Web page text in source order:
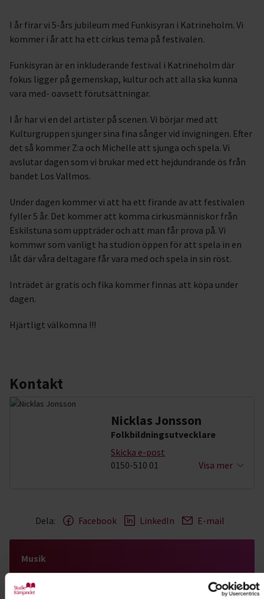
I år firar vi 5-års jubileum med Funkisyran i Katrineholm. Vi
kommer i år att ha ett cirkus tema på festivalen.
Funkisyran är en inkluderande festival i Katrineholm där
fokus ligger på gemenskap, kultur och att alla ska kunna
vara med- oavsett förutsättningar.
I år har vi en del artister på scenen. Vi börjar med att
Kulturgruppen sjunger sina fina sånger vid invigningen. Efter
det så kommer Z:a och Michelle att sjunga och spela. Vi
avslutar dagen som vi brukar med ett hejdundrande ös från
bandet Los Vallmos.
Under dagen kommer vi att ha ett firande av att festivalen
fyller 5 år. Det kommer att komma cirkusmänniskor från
Eskilstuna som uppträder och att man får prova på. Vi
kommwr som vanligt ha studion öppen för att spela in en
låt där våra deltagare får vara med och spela in sin röst.
Inträdet är gratis och fika kommer finnas att köpa under
dagen.
Hjärtligt välkomna !!!
Kontakt
Nicklas Jonsson
Folkbildningsutvecklare
Skicka e-post
0150-510 01
Visa mer
Dela: Facebook LinkedIn E-mail
Musik
Spela, sjung och skriv musik tillsammans med